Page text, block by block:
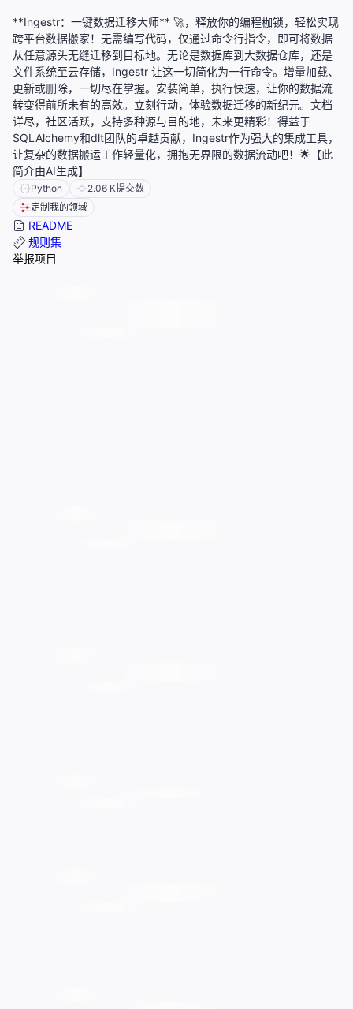
**Ingestr：一键数据迁移大师** 🚀，释放你的编程枷锁，轻松实现
跨平台数据搬家！无需编写代码，仅通过命令行指令，即可将数据
从任意源头无缝迁移到目标地。无论是数据库到大数据仓库，还是
文件系统至云存储，Ingestr 让这一切简化为一行命令。增量加载、
更新或删除，一切尽在掌握。安装简单，执行快速，让你的数据流
转变得前所未有的高效。立刻行动，体验数据迁移的新纪元。文档
详尽，社区活跃，支持多种源与目的地，未来更精彩！得益于
SQLAlchemy和dlt团队的卓越贡献，Ingestr作为强大的集成工具，
让复杂的数据搬运工作轻量化，拥抱无界限的数据流动吧！🌟【此
简介由AI生成】
Python 2.06 K提交数
定制我的领域
README
规则集
举报项目